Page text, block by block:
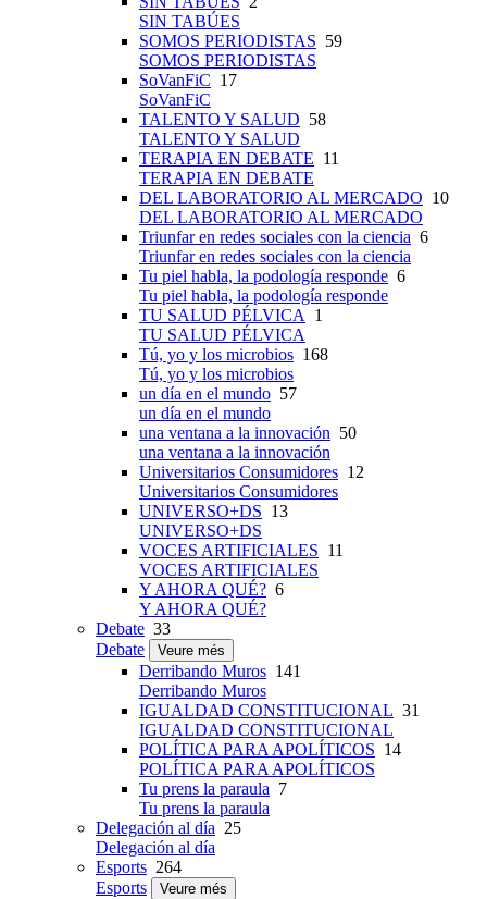
SIN TABÚES
SOMOS PERIODISTAS 59
SOMOS PERIODISTAS
SoVanFiC 17
SoVanFiC
TALENTO Y SALUD 58
TALENTO Y SALUD
TERAPIA EN DEBATE 11
TERAPIA EN DEBATE
DEL LABORATORIO AL MERCADO 10
DEL LABORATORIO AL MERCADO
Triunfar en redes sociales con la ciencia 6
Triunfar en redes sociales con la ciencia
Tu piel habla, la podología responde 6
Tu piel habla, la podología responde
TU SALUD PÉLVICA
1
TU SALUD PÉLVICA
Tú, yo y los microbios 168
Tú, yo y los microbios
un día en el mundo 57
un día en el mundo
una ventana a la innovación 50
una ventana a la innovación
Universitarios Consumidores 12
Universitarios Consumidores
UNIVERSO+DS 13
UNIVERSO+DS
VOCES ARTIFICIALES 11
VOCES ARTIFICIALES
Y AHORA QUÉ? 6
Y AHORA QUÉ?
Debate 33
Debate
Veure més
Derribando Muros 141
Derribando Muros
IGUALDAD CONSTITUCIONAL 31
IGUALDAD CONSTITUCIONAL
POLÍTICA PARA APOLÍTICOS 14
POLÍTICA PARA APOLÍTICOS
Tu prens la paraula 7
Tu prens la paraula
Delegación al día 25
Delegación al día
Esports 264
Esports
Veure més